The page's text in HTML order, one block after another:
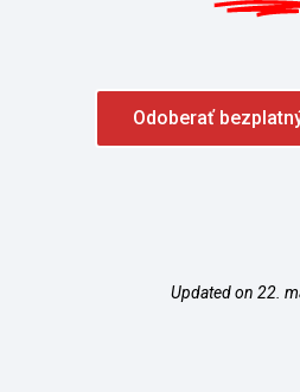
Odoberať
Updated on 22.